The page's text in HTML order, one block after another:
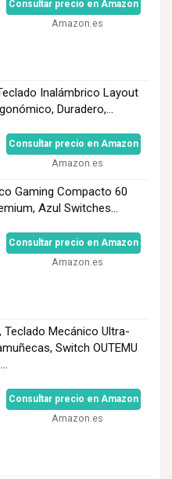
Consultar precio en Amazon
Amazon.es
Inalámbrico Layout
Duradero,...
Consultar precio en Amazon
Amazon.es
Gaming Compacto 60
Azul Switches...
Consultar precio en Amazon
Amazon.es
Teclado Mecánico Ultra-
Switch OUTEMU
Consultar precio en Amazon
Amazon.es